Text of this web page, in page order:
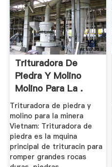
Trituradora De
Piedra Y Molino
Molino Para La .
Trituradora de piedra y
molino para la minera
Vietnam: Trituradora de
piedra es la mquina
principal de trituracin para
romper grandes rocas